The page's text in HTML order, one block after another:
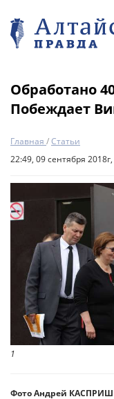
Обработано
Побеждает
Главная /Статьи
22:49, 09 сентября 2018г,
1
Фото Андрей